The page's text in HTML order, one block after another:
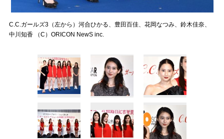
C.C.ガールズ3（左から）河合ひかる、豊田百佳、花岡なつみ、鈴木佳奈、
中川知香 （C）ORICON NewS inc.